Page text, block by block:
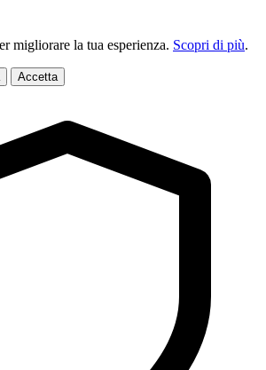
migliorare la tua esperienza. Scopri di più.
Accetta